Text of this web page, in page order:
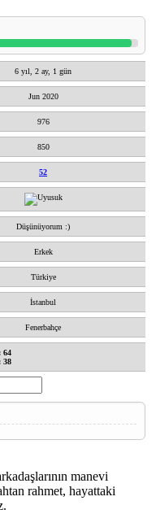
6 yıl, 2 ay, 1 gün
Jun 2020
976
850
52
Düşünüyorum :)
Erkek
Türkiye
İstanbul
Fenerbahçe
64
38
manevi
rahmet, hayattaki